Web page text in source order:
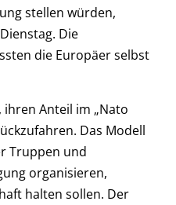
stellen würden,
Die
die Europäer selbst
ihren Anteil im „Nato
Das Modell
Truppen und
organisieren,
halten sollen. Der